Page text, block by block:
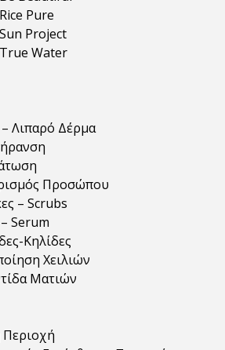
Rice Pure
Sun Project
True Water
Λιπαρό Δέρμα
Προσώπου
– Scrubs
Serum
Κηλίδες
Χειλιών
Ματιών
Περιοχή